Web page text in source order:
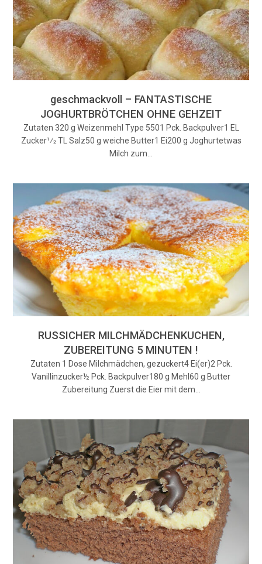
geschmackvoll – FANTASTISCHE
JOGHURTBRÖTCHEN OHNE GEHZEIT
Zutaten 320 g Weizenmehl Type 5501 Pck. Backpulver1 EL
Zucker1⁄2 TL Salz50 g weiche Butter1 Ei200 g Joghurtetwas
Milch zum…
RUSSICHER MILCHMÄDCHENKUCHEN,
ZUBEREITUNG 5 MINUTEN !
Zutaten 1 Dose Milchmädchen, gezuckert4 Ei(er)2 Pck.
Vanillinzucker½ Pck. Backpulver180 g Mehl60 g Butter
Zubereitung Zuerst die Eier mit dem…